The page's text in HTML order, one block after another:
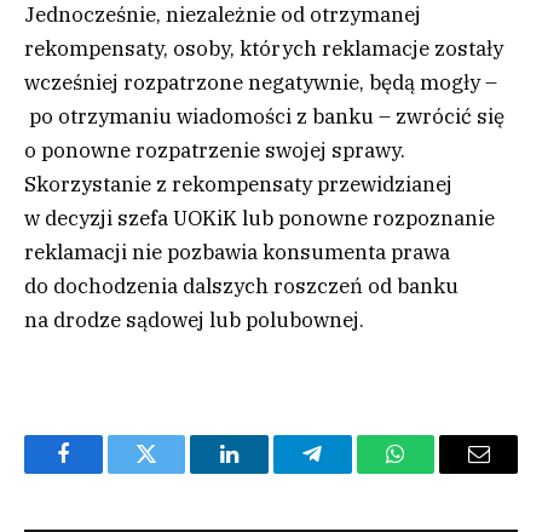
Jednocześnie, niezależnie od otrzymanej
rekompensaty, osoby, których reklamacje zostały
wcześniej rozpatrzone negatywnie, będą mogły –
po otrzymaniu wiadomości z banku – zwrócić się
o ponowne rozpatrzenie swojej sprawy.
Skorzystanie z rekompensaty przewidzianej
w decyzji szefa UOKiK lub ponowne rozpoznanie
reklamacji nie pozbawia konsumenta prawa
do dochodzenia dalszych roszczeń od banku
na drodze sądowej lub polubownej.
FacebookTwitter LinkedInTelegramWhatsAppEmail